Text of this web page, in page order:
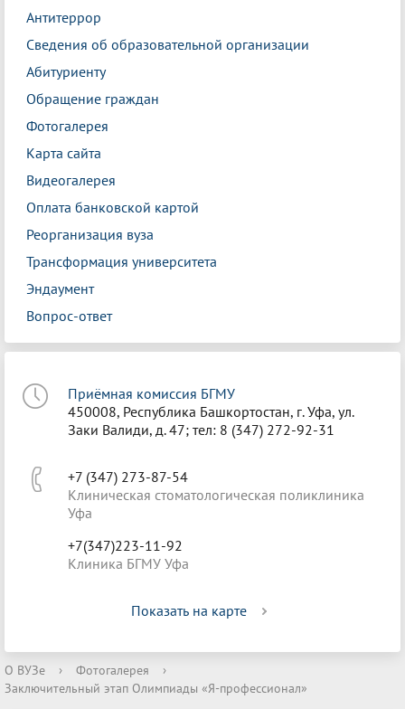
Антитеррор
Сведения об образовательной организации
Абитуриенту
Обращение граждан
Фотогалерея
Карта сайта
Видеогалерея
Оплата банковской картой
Реорганизация вуза
Трансформация университета
Эндаумент
Вопрос-ответ
Приёмная комиссия БГМУ
450008, Республика Башкортостан, г. Уфа, ул.
Заки Валиди, д. 47; тел: 8 (347) 272-92-31
+7 (347) 273-87-54
Клиническая стоматологическая поликлиника
Уфа
+7(347)223-11-92
Клиника БГМУ Уфа
Показать на карте
О ВУЗе › Фотогалерея
›
Заключительный этап Олимпиады «Я-профессионал»